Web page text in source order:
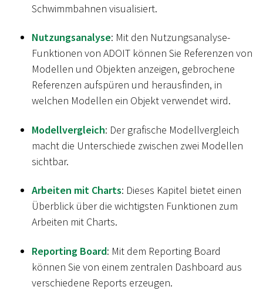
Schwimmbahnen visualisiert.
Nutzungsanalyse: Mit den Nutzungsanalyse-
Funktionen von ADOIT können Sie Referenzen von
Modellen und Objekten anzeigen, gebrochene
Referenzen aufspüren und herausfinden, in
welchen Modellen ein Objekt verwendet wird.
Modellvergleich: Der grafische Modellvergleich
macht die Unterschiede zwischen zwei Modellen
sichtbar.
Arbeiten mit Charts: Dieses Kapitel bietet einen
Überblick über die wichtigsten Funktionen zum
Arbeiten mit Charts.
Reporting Board: Mit dem Reporting Board
können Sie von einem zentralen Dashboard aus
verschiedene Reports erzeugen.